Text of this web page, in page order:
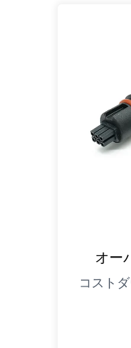
オー
コスト